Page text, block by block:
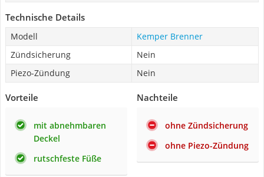
Technische Details
Modell
Kemper Brenner
Zündsicherung
Nein
Piezo-Zündung
Nein
Vorteile
mit abnehmbaren
Deckel
rutschfeste Füße
Nachteile
ohne Zündsicherung
ohne Piezo-Zündung